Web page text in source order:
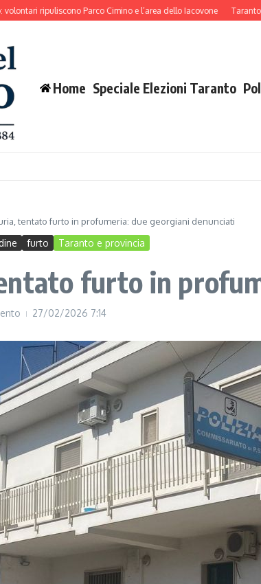
ripuliscono Parco Cimino e l’area dello Iacovone Taranto,
Home Speciale Elezioni Taranto
tentato furto in profumeria: due georgiani denunciati
furto Taranto e provincia
furto in
27/02/2026 7:14